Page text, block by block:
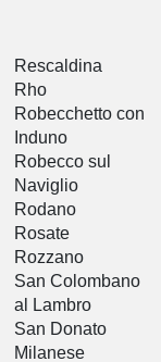
Rescaldina
Rho
Robecchetto con
Induno
Robecco sul
Naviglio
Rodano
Rosate
Rozzano
San Colombano
al Lambro
San Donato
Milanese